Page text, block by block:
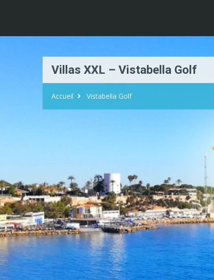
Villas XXL – Vistabella Golf
Accueil Vistabella Golf